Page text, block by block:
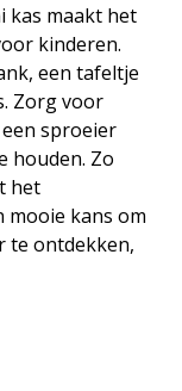
kas maakt het
kinderen.
een tafeltje
Zorg voor
sproeier
houden. Zo
het
mooie kans om
te ontdekken,